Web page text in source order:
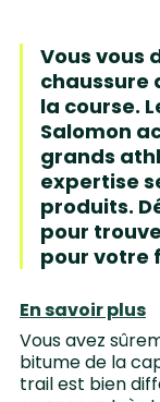
Vous vous
chaussure
la course.
Salomon
grands
expertise
produits.
pour
pour votre
En savoir plus
Vous avez
bitume de la
trail est bien